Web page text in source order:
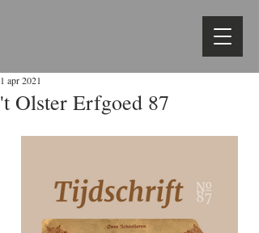
't Olster Erfgoed 87
1 apr 2021